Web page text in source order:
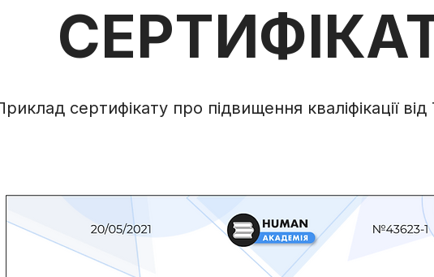
сертифікату про підвищення кваліфікації